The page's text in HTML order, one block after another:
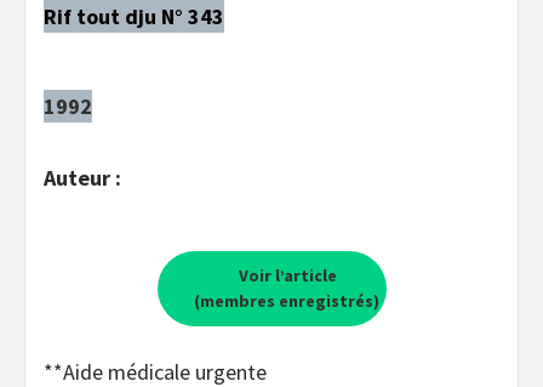
Rif tout dju N° 343
1992
Auteur :
Voir l’article
(membres enregistrés)
**Aide médicale urgente